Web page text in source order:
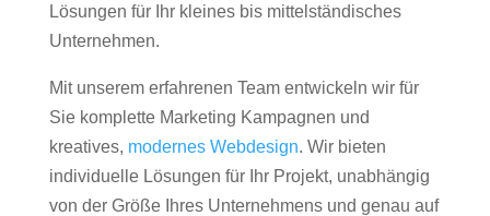
Lösungen für Ihr kleines bis mittelständisches
Unternehmen.
Mit unserem erfahrenen Team entwickeln wir für
Sie komplette Marketing Kampagnen und
kreatives, modernes Webdesign. Wir bieten
individuelle Lösungen für Ihr Projekt, unabhängig
von der Größe Ihres Unternehmens und genau auf